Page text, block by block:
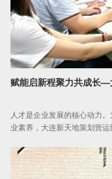
赋能启新程聚力共成长—
人才是企业发展的核心动力
业素养，大连新天地策划营